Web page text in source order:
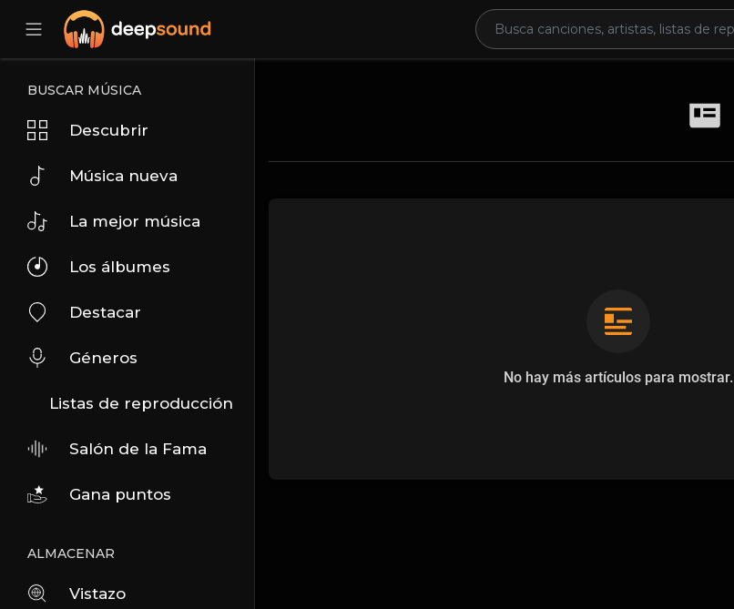
BUSCAR MÚSICA
Descubrir
Música nueva
La mejor música
Los álbumes
Destacar
Géneros
Listas de reproducción
Salón de la Fama
Gana puntos
ALMACENAR
Vistazo
No hay más artículos para mostrar.